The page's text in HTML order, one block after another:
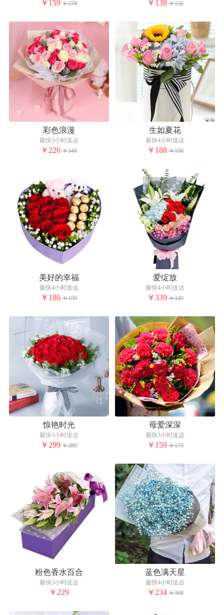
￥159 ￥278 ￥138 ￥158
彩色浪漫
最快3小时送达
￥226 ￥348
生如夏花
最快4小时送达
￥188 ￥198
美好的幸福
最快4小时送达
￥186 ￥199
爱绽放
最快4小时送达
￥339 ￥349
惊艳时光
最快3小时送达
￥299 ￥389
母爱深深
最快3小时送达
￥159 ￥179
粉色香水百合
最快3小时送达
￥229
蓝色满天星
最快4小时送达
￥234 ￥308